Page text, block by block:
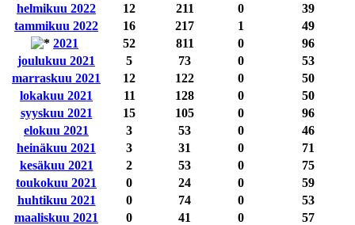
helmikuu 2022
12 211 0
39
tammikuu 2022
16 217 1
49
2021
52 811 0
96
joulukuu 2021
5 73 0
53
marraskuu 2021
12 122 0
50
lokakuu 2021
11 128 0
50
syyskuu 2021
15 105 0
96
elokuu 2021
3 53 0
46
heinäkuu 2021
3 31 0
71
kesäkuu 2021
2 53 0
75
toukokuu 2021
0 24 0
59
huhtikuu 2021
0 74 0
53
maaliskuu 2021
0 41 0
57